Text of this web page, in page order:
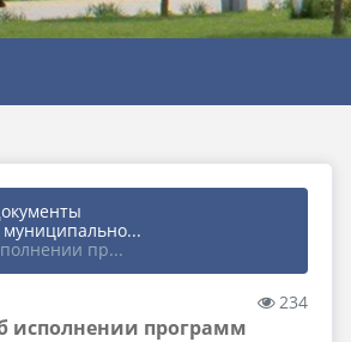
пр...
234
исполнении программ